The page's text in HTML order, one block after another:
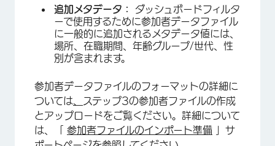
追加メタデータ：
ダッシュボードフィルタ
ーで使用するために参加者データファイル
に一般的に追加されるメタデータ値には、
場所、在職期間、年齢グループ/世代、性
別が含まれます。
参加者データファイルのフォーマットの詳細に
ついては
ステップ3の参加者ファイルの作成
とアップロードをご覧ください。詳細について
は、「 参加者ファイルのインポート準備 」サ